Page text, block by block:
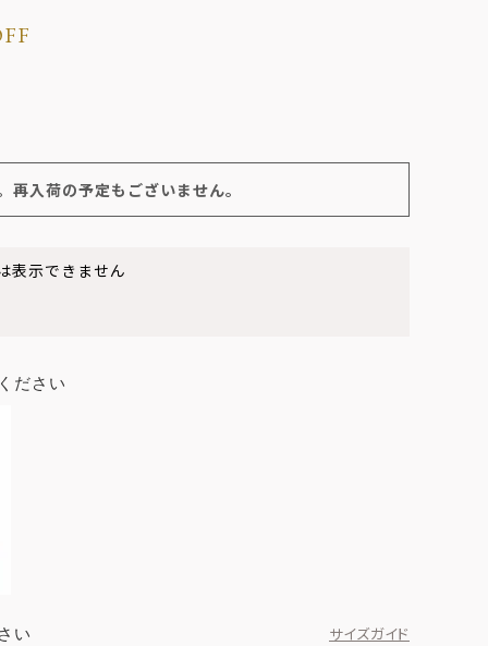
再入荷の予定もございません。
表示できません
い サイズガイド
ださい